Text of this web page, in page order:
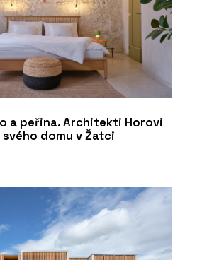
a peřina. Architekti Horovi
domu v Žatci